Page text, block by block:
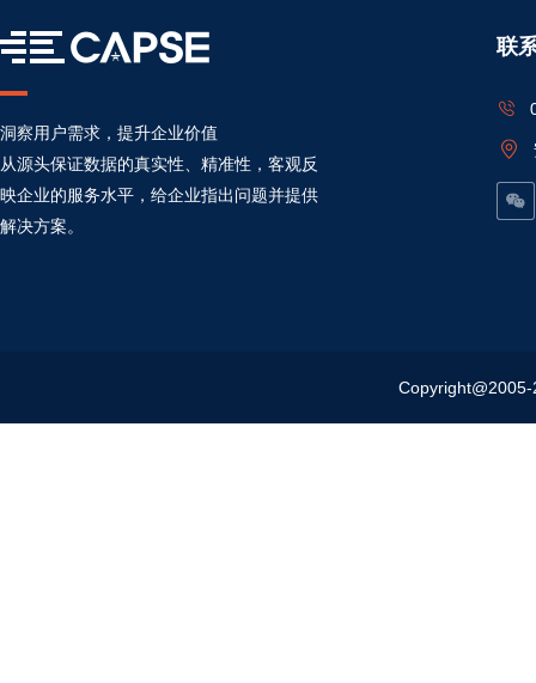
洞察用户需求，提升企业价值
从源头保证数据的真实性、精准性，客观反
映企业的服务水平，给企业指出问题并提供
解决方案。
联